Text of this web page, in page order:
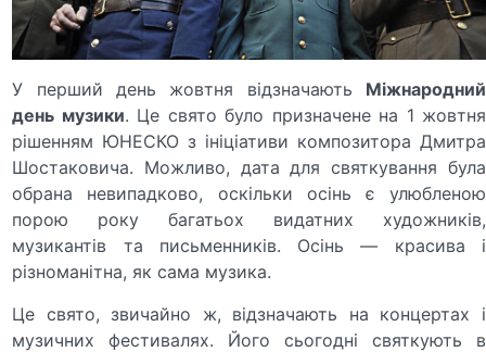
У перший день жовтня відзначають Міжнародний
день музики. Це свято було призначене на 1 жовтня
рішенням ЮНЕСКО з ініціативи композитора Дмитра
Шостаковича. Можливо, дата для святкування була
обрана невипадково, оскільки осінь є улюбленою
порою року багатьох видатних художників,
музикантів та письменників. Осінь — красива і
різноманітна, як сама музика.
Це свято, звичайно ж, відзначають на концертах і
музичних фестивалях. Його сьогодні святкують в